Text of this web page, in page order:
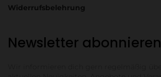
Widerrufsbelehrung
Newsletter abonnieren